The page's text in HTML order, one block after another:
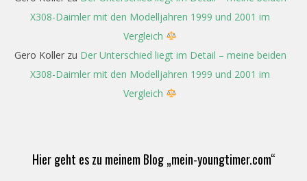
X308-Daimler mit den Modelljahren 1999 und 2001 im
Vergleich
Gero Kollerzu Der Unterschied liegt im Detail – meine beiden
X308-Daimler mit den Modelljahren 1999 und 2001 im
Vergleich
Hier geht es zu meinem Blog „mein-youngtimer.com“